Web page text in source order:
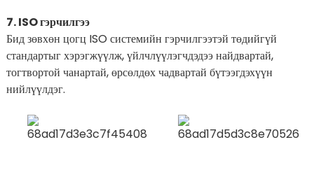
7. ISO гэрчилгээ
Бид зөвхөн цогц ISO системийн гэрчилгээтэй төдийгүй
стандартыг хэрэгжүүлж, үйлчлүүлэгчдэдээ найдвартай,
тогтвортой чанартай, өрсөлдөх чадвартай бүтээгдэхүүн
нийлүүлдэг.